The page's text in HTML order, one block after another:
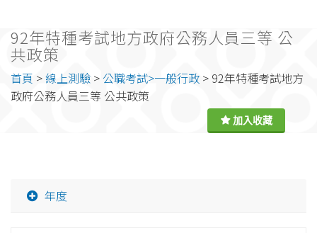
92年特種考試地方政府公務人員三等 公
共政策
首頁 >線上測驗 > 公職考試>一般行政 > 92年特種考試地方
政府公務人員三等 公共政策
年度